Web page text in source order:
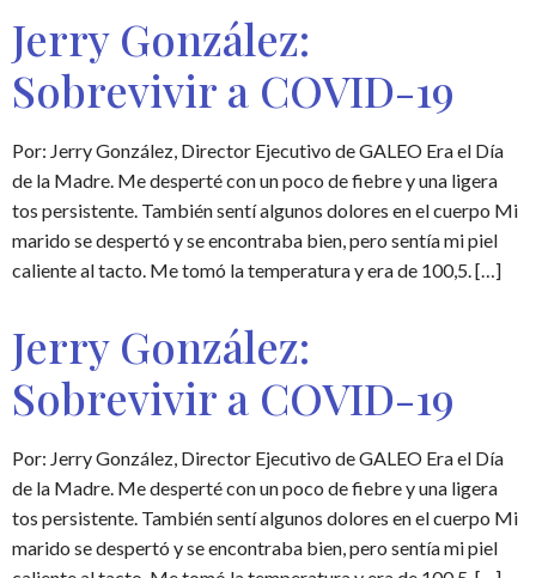
Jerry González:
Sobrevivir a COVID-19
Por: Jerry González, Director Ejecutivo de GALEO Era el Día
de la Madre. Me desperté con un poco de fiebre y una ligera
tos persistente. También sentí algunos dolores en el cuerpo Mi
marido se despertó y se encontraba bien, pero sentía mi piel
caliente al tacto. Me tomó la temperatura y era de 100,5. […]
Jerry González:
Sobrevivir a COVID-19
Por: Jerry González, Director Ejecutivo de GALEO Era el Día
de la Madre. Me desperté con un poco de fiebre y una ligera
tos persistente. También sentí algunos dolores en el cuerpo Mi
marido se despertó y se encontraba bien, pero sentía mi piel